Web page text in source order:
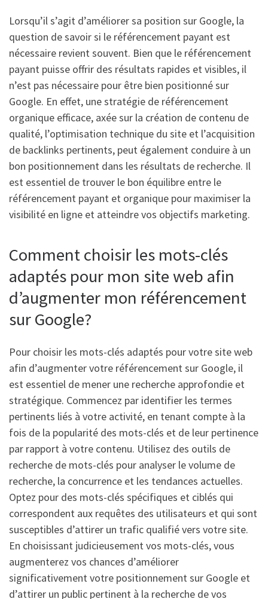
Lorsqu’il s’agit d’améliorer sa position sur Google, la
question de savoir si le référencement payant est
nécessaire revient souvent. Bien que le référencement
payant puisse offrir des résultats rapides et visibles, il
n’est pas nécessaire pour être bien positionné sur
Google. En effet, une stratégie de référencement
organique efficace, axée sur la création de contenu de
qualité, l’optimisation technique du site et l’acquisition
de backlinks pertinents, peut également conduire à un
bon positionnement dans les résultats de recherche. Il
est essentiel de trouver le bon équilibre entre le
référencement payant et organique pour maximiser la
visibilité en ligne et atteindre vos objectifs marketing.
Comment choisir les mots-clés
adaptés pour mon site web afin
d’augmenter mon référencement
sur Google?
Pour choisir les mots-clés adaptés pour votre site web
afin d’augmenter votre référencement sur Google, il
est essentiel de mener une recherche approfondie et
stratégique. Commencez par identifier les termes
pertinents liés à votre activité, en tenant compte à la
fois de la popularité des mots-clés et de leur pertinence
par rapport à votre contenu. Utilisez des outils de
recherche de mots-clés pour analyser le volume de
recherche, la concurrence et les tendances actuelles.
Optez pour des mots-clés spécifiques et ciblés qui
correspondent aux requêtes des utilisateurs et qui sont
susceptibles d’attirer un trafic qualifié vers votre site.
En choisissant judicieusement vos mots-clés, vous
augmenterez vos chances d’améliorer
significativement votre positionnement sur Google et
d’attirer un public pertinent à la recherche de vos